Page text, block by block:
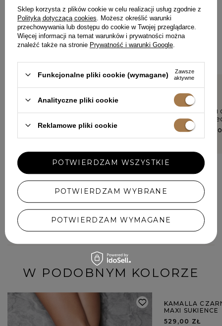
Z INNYMI
Każda opinia pomaga innym klientkom w wyborze.
Jeśli nosiłaś ten model, podziel się swoimi wrażeniami – liczy
się każdy detal.
5/5
Bluza fajna, przyjemny
Niestety musiałam odesłać bo
wysoką osobę.
EWELINA, GRUDZIĄDZ
5/5
Bluza typu
kolory,
JULIA,
W PODOBNYM KOLORZE
KAMALLA
MAXI SUKIENCE
529,00 ZŁ
Sklep korzysta z plików cookie w celu realizacji usług zgodnie z
Polityką dotyczącą cookies . Możesz określić warunki
przechowywania lub dostępu do cookie w Twojej przeglądarce.
Więcej informacji na temat warunków i prywatności można
znaleźć także na stronie Prywatność i warunki Google
Funkcjonalne pliki cookie (wymagane)
Zawsze
aktywne
Analityczne pliki cookie
Reklamowe pliki cookie
POTWIERDZAM WYBRANE
POTWIERDZAM WYMAGANE
POTWIERDZAM WSZYSTKIE